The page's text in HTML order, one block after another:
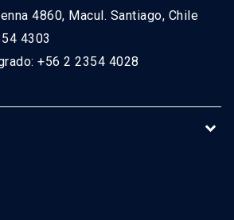
4860, Macul. Santiago, Chile
4303
+56 2 2354 4028